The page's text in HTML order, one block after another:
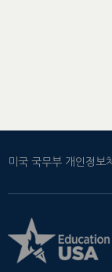
미국 국무부 개인정보